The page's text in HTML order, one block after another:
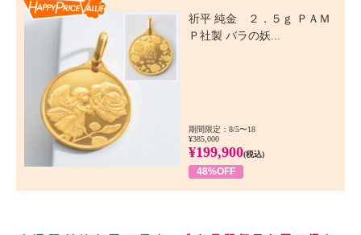
祈平 純金 ２．５ｇ ＰＡＭ
Ｐ社製 バラの妖...
期間限定：8/5〜18
¥385,000
¥199,900(税込)
48%OFF